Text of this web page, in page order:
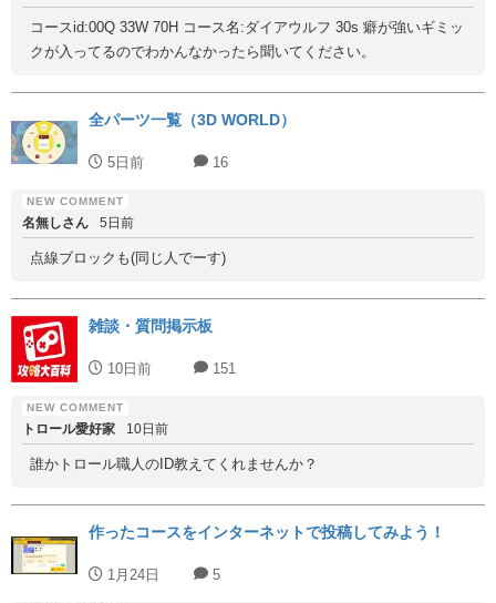
コースid:00Q 33W 70H コース名:ダイアウルフ 30s 癖が強いギミッ
クが入ってるのでわかんなかったら聞いてください。
全パーツ一覧（3D WORLD）
5日前 16
名無しさん 5日前
点線ブロックも(同じ人でーす)
雑談・質問掲示板
10日前 151
トロール愛好家 10日前
誰かトロール職人のID教えてくれませんか？
作ったコースをインターネットで投稿してみよう！
1月24日 5